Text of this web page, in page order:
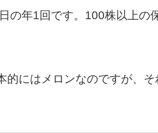
の年1回です。100株以上の
にはメロンなのですが、